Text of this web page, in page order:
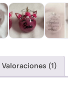
Valoraciones (1)